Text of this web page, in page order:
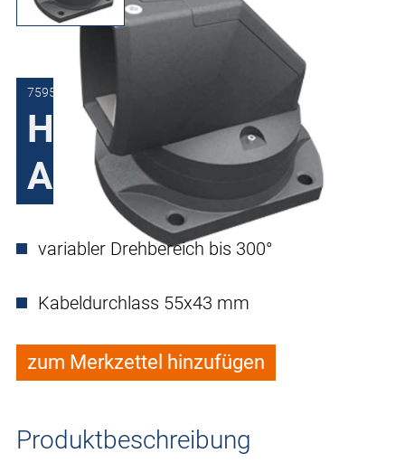
7595-7401-01-01
HMA I-080
Aufsatzgelenk
variabler Drehbereich bis 300°
Kabeldurchlass 55x43 mm
zum Merkzettel hinzufügen
Produktbeschreibung